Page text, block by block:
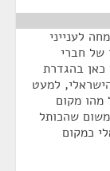
לענייני
של חברי
כאן בהגדרת
למעט
מהו מקום
שהכותל
כמקום